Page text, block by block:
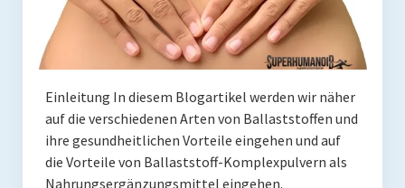
Einleitung In diesem Blogartikel werden wir näher
auf die verschiedenen Arten von Ballaststoffen und
ihre gesundheitlichen Vorteile eingehen und auf
die Vorteile von Ballaststoff-Komplexpulvern als
Nahrungsergänzungsmittel eingehen.